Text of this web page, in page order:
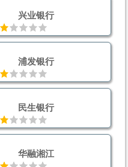
兴业银行
浦发银行
民生银行
华融湘江